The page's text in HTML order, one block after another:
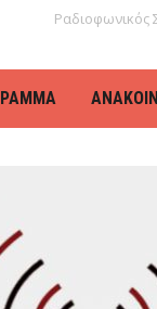
Ραδιοφωνικός